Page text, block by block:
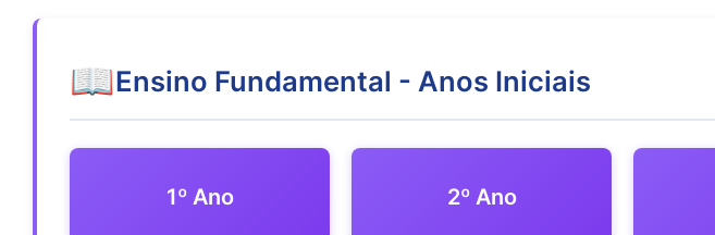
📖Ensino Fundamental - Anos Iniciais
1º Ano 2º Ano